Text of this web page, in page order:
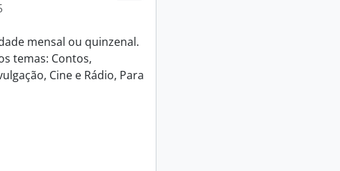
mensal ou quinzenal.
temas: Contos,
Cine e Rádio, Para